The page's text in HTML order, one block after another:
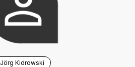
Jörg Kidrowski